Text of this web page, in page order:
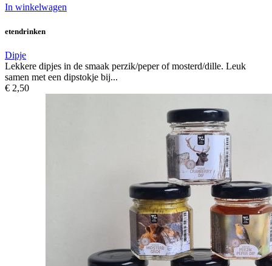
In winkelwagen
etendrinken
Dipje
Lekkere dipjes in de smaak perzik/peper of mosterd/dille. Leuk
samen met een dipstokje bij...
€ 2,50